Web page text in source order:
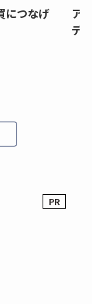
につなげ
ア
デ